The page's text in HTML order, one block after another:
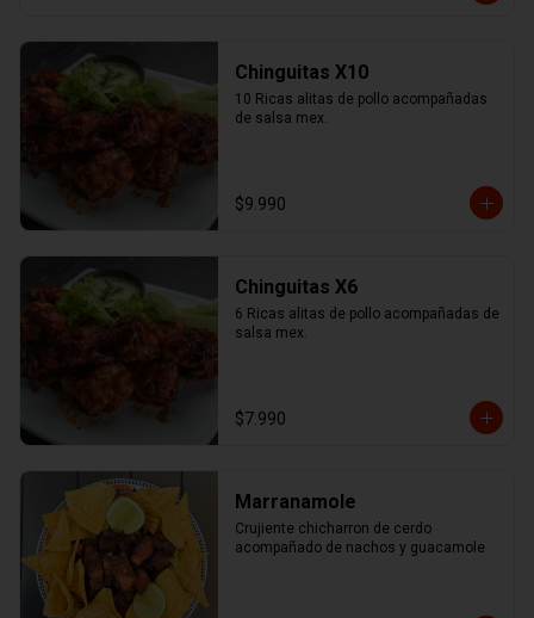
Chinguitas X10
10 Ricas alitas de pollo acompañadas
de salsa mex.
$9.990
Chinguitas X6
6 Ricas alitas de pollo acompañadas de
salsa mex.
$7.990
Marranamole
Crujiente chicharron de cerdo
acompañado de nachos y guacamole